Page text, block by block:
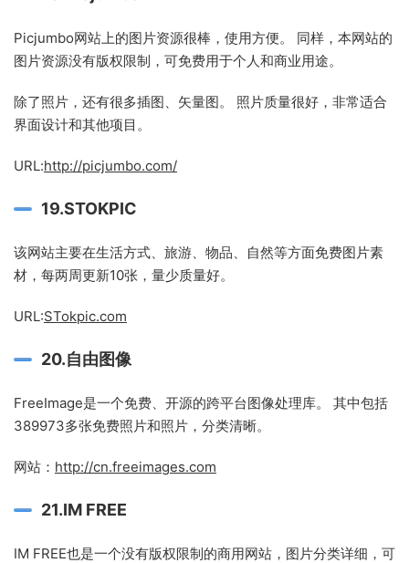
Picjumbo网站上的图片资源很棒，使用方便。 同样，本网站的
图片资源没有版权限制，可免费用于个人和商业用途。
除了照片，还有很多插图、矢量图。 照片质量很好，非常适合
界面设计和其他项目。
URL:http://picjumbo.com/
19.STOKPIC
该网站主要在生活方式、旅游、物品、自然等方面免费图片素
材，每两周更新10张，量少质量好。
URL:STokpic.com
20.自由图像
FreeImage是一个免费、开源的跨平台图像处理库。 其中包括
389973多张免费照片和照片，分类清晰。
网站： http://cn.freeimages.com
21.IM FREE
IM FREE也是一个没有版权限制的商用网站，图片分类详细，可